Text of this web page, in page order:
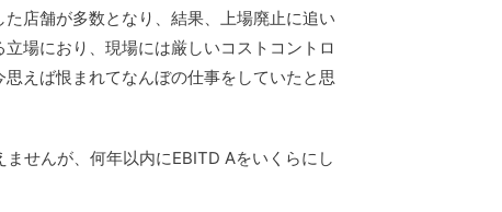
店舗が多数となり、結果、上場廃止に追い
場におり、現場には厳しいコストコントロ
えば恨まれてなんぼの仕事をしていたと思
せんが、何年以内にEBITD Aをいくらにし